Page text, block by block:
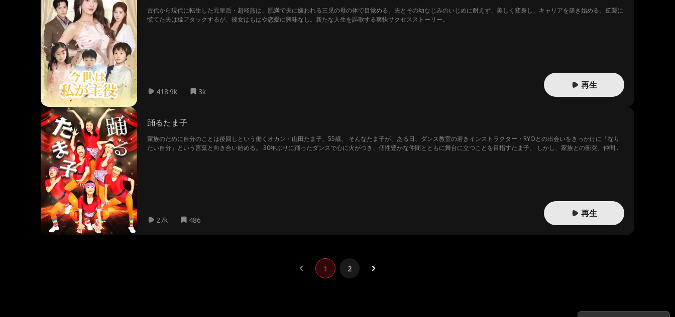
古代から現代に転生した元皇后・趙軽燕は、肥満で夫に嫌われる三児の母の体で目覚める。夫とその幼なじみのいじめに耐えず、美しく変身し、キャリアを築き始める。逆襲に
慌てた夫は猛アタックするが、彼女はもはや恋愛に興味なし。新たな人生を謳歌する爽快サクセスストーリー。
418.9k 3k
再生
踊るたま子
家族のために自分のことは後回しという働くオカン・山田たま子、55歳。 そんなたま子が、ある日、ダンス教室の若きインストラクター・RYOとの出会いをきっかけに「なり
たい自分」という言葉と向き合い始める。 30年ぶりに踊ったダンスで心に火がつき、個性豊かな仲間とともに舞台に立つことを目指すたま子。 しかし、家族との衝突、仲間か
27k 486
再生
1 2